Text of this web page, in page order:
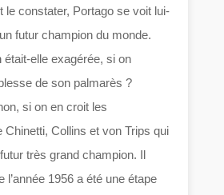
le constater, Portago se voit lui-
futur champion du monde.
était-elle exagérée, si on
de son palmarès ?
si on en croit les
Chinetti, Collins et von Trips qui
très grand champion. Il
l’année 1956 a été une étape